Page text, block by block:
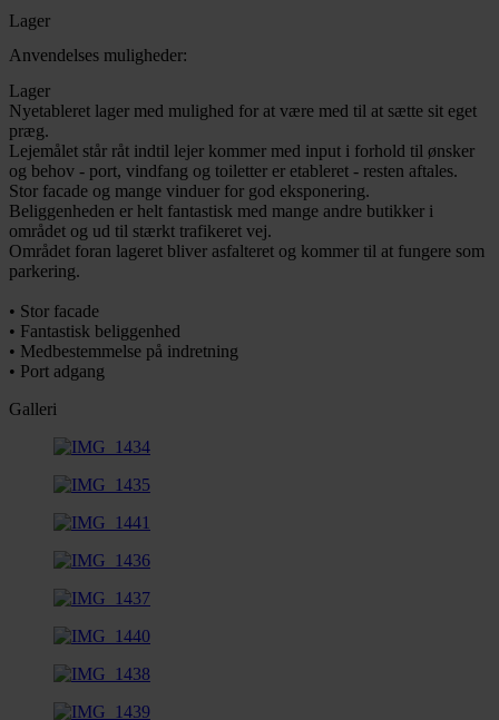
Lager
Anvendelses muligheder:
Lager
Nyetableret lager med mulighed for at være med til at sætte sit eget
præg.
Lejemålet står råt indtil lejer kommer med input i forhold til ønsker
og behov - port, vindfang og toiletter er etableret - resten aftales.
Stor facade og mange vinduer for god eksponering.
Beliggenheden er helt fantastisk med mange andre butikker i
området og ud til stærkt trafikeret vej.
Området foran lageret bliver asfalteret og kommer til at fungere som
parkering.
• Stor facade
• Fantastisk beliggenhed
• Medbestemmelse på indretning
• Port adgang
Galleri